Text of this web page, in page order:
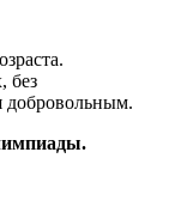
без
добровольным.